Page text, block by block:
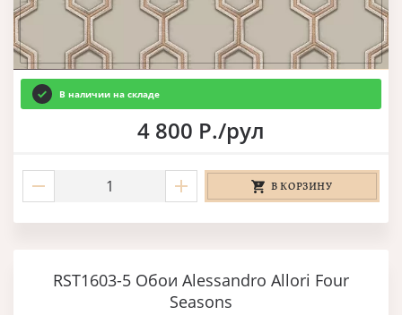
В наличии на складе
4 800 Р./рул
В КОРЗИНУ
RST1603-5 Обои Alessandro Allori Four
Seasons